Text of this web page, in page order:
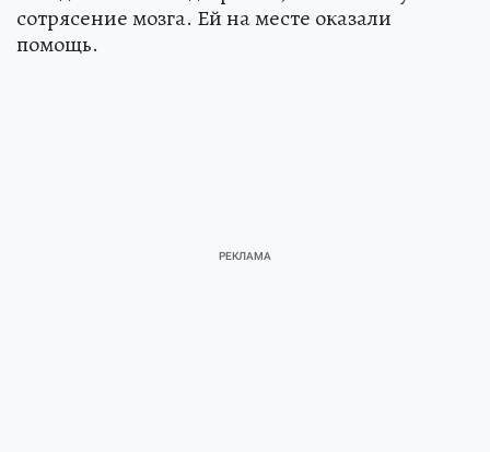
сотрясение мозга. Ей на месте оказали
помощь.